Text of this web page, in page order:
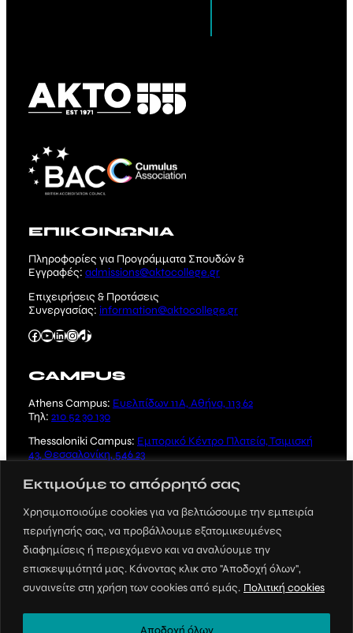
Εκτιμούμε το απόρρητό σας
Χρησιμοποιούμε cookies για να βελτιώσουμε την εμπειρία
περιήγησής σας, να προβάλλουμε εξατομικευμένες
διαφημίσεις ή περιεχόμενο και να αναλύουμε την
επισκεψιμότητά μας. Κάνοντας κλικ στο "Αποδοχή όλων",
συναινείτε στη χρήση των cookies από εμάς. Πολιτική cookies
Αποδοχή όλων
ΕΠΙΚΟΙΝΩΝΙΑ
Πληροφορίες για Προγράμματα Σπουδών &
Εγγραφές: admissions@aktocollege.gr
Επιχειρήσεις & Προτάσεις
Συνεργασίας: information@aktocollege.gr
Facebook YouTube Linkedin InstagramTikTok
CAMPUS
Athens Campus: Ευελπίδων 11Α, Αθήνα, 113 62
Τηλ: 210 52 30 130
Thessaloniki Campus: Εμπορικό Κέντρο Πλατεία, Τσιμισκή
43, Θεσσαλονίκη, 546 23
Crafted bySUSAMI